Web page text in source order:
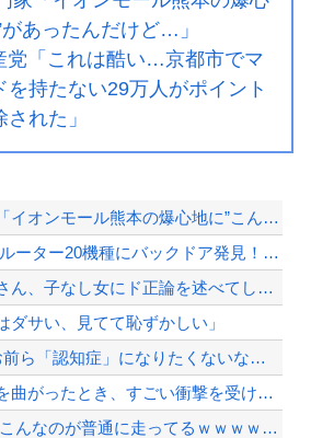
あったんだけど…」
党「これは酷い…京都市でマ
を持たない29万人がポイント
れた」
【速報】専門家「イオンモール熊本の爆心地に”こんなもの”があったんだけど…」
【衝撃】 中国製ルーター20機種にバックドア発見！ ネットに繋ぐだけで35秒ごと...
結婚相談所職員さん、子なし女にド正論を述べてしまう…
ダサい、見てて恥ずかしい」
【リスク3倍】お前ら「認知症」になりたくないなら酒をやめろ
急いで曲がり角を曲がったとき、すごい衝撃を受けてリアルに2ｍくらいふっとんだ
【画像】 福岡、こんなのが普通に走ってるｗｗｗｗｗｗｗｗｗｗｗｗｗｗｗｗｗｗｗｗ...